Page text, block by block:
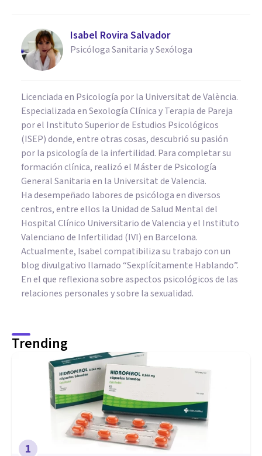
Isabel Rovira Salvador
Psicóloga Sanitaria y Sexóloga
Licenciada en Psicología por la Universitat de València.
Especializada en Sexología Clínica y Terapia de Pareja
por el Instituto Superior de Estudios Psicológicos
(ISEP) donde, entre otras cosas, descubrió su pasión
por la psicología de la infertilidad. Para completar su
formación clínica, realizó el Máster de Psicología
General Sanitaria en la Universitat de Valencia.
Ha desempeñado labores de psicóloga en diversos
centros, entre ellos la Unidad de Salud Mental del
Hospital Clínico Universitario de Valencia y el Instituto
Valenciano de Infertilidad (IVI) en Barcelona.
Actualmente, Isabel compatibiliza su trabajo con un
blog divulgativo llamado “Sexplícitamente Hablando”.
En el que reflexiona sobre aspectos psicológicos de las
relaciones personales y sobre la sexualidad.
Trending
1